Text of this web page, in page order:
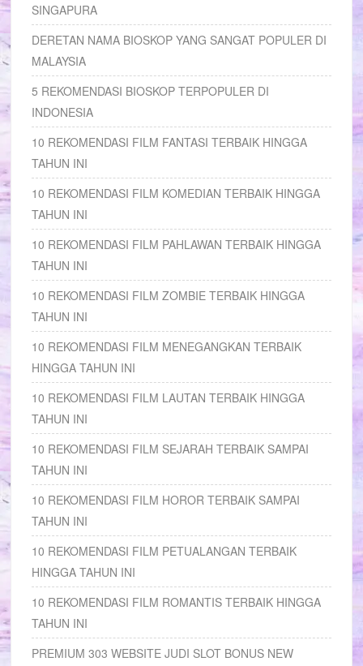
SINGAPURA
DERETAN NAMA BIOSKOP YANG SANGAT POPULER DI
MALAYSIA
5 REKOMENDASI BIOSKOP TERPOPULER DI
INDONESIA
10 REKOMENDASI FILM FANTASI TERBAIK HINGGA
TAHUN INI
10 REKOMENDASI FILM KOMEDIAN TERBAIK HINGGA
TAHUN INI
10 REKOMENDASI FILM PAHLAWAN TERBAIK HINGGA
TAHUN INI
10 REKOMENDASI FILM ZOMBIE TERBAIK HINGGA
TAHUN INI
10 REKOMENDASI FILM MENEGANGKAN TERBAIK
HINGGA TAHUN INI
10 REKOMENDASI FILM LAUTAN TERBAIK HINGGA
TAHUN INI
10 REKOMENDASI FILM SEJARAH TERBAIK SAMPAI
TAHUN INI
10 REKOMENDASI FILM HOROR TERBAIK SAMPAI
TAHUN INI
10 REKOMENDASI FILM PETUALANGAN TERBAIK
HINGGA TAHUN INI
10 REKOMENDASI FILM ROMANTIS TERBAIK HINGGA
TAHUN INI
PREMIUM 303 WEBSITE JUDI SLOT BONUS NEW